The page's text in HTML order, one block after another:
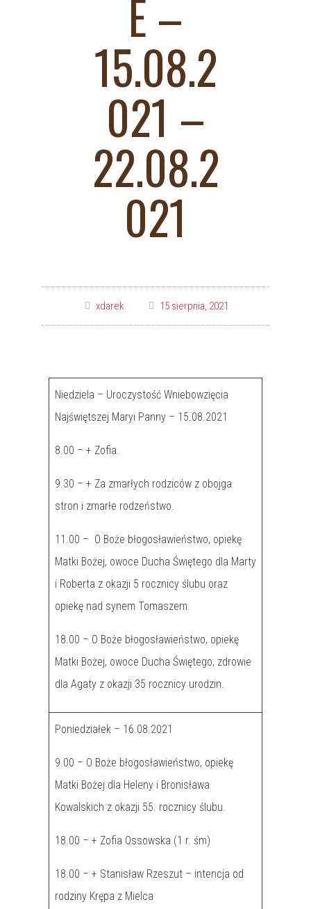
E –
15.08.2
021 –
22.08.2
021
xdarek 15 sierpnia, 2021
Niedziela – Uroczystość Wniebowzięcia
Najświętszej Maryi Panny – 15.08.2021
8.00 – + Zofia.
9.30 – + Za zmarłych rodziców z obojga
stron i zmarłe rodzeństwo.
11.00 – O Boże błogosławieństwo, opiekę
Matki Bożej, owoce Ducha Świętego dla Marty
i Roberta z okazji 5 rocznicy ślubu oraz
opiekę nad synem Tomaszem.
18.00 – O Boże błogosławieństwo, opiekę
Matki Bożej, owoce Ducha Świętego, zdrowie
dla Agaty z okazji 35 rocznicy urodzin.
Poniedziałek – 16.08.2021
9.00 – O Boże błogosławieństwo, opiekę
Matki Bożej dla Heleny i Bronisława
Kowalskich z okazji 55. rocznicy ślubu.
18.00 – + Zofia Ossowska (1 r. śm)
18.00 – + Stanisław Rzeszut – intencja od
rodziny Krępa z Mielca